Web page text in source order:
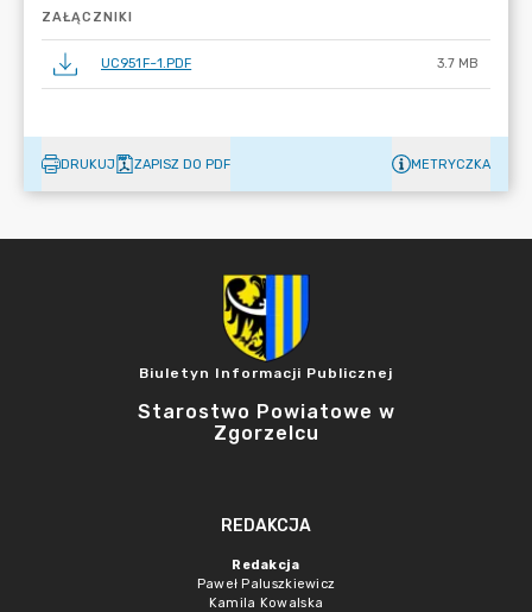
ZAŁĄCZNIKI
UC951F~1.PDF 3.7 MB
DRUKUJ ZAPISZ DO PDF METRYCZKA
Biuletyn Informacji Publicznej
Starostwo Powiatowe w
Zgorzelcu
REDAKCJA
Redakcja
Paweł Paluszkiewicz
Kamila Kowalska